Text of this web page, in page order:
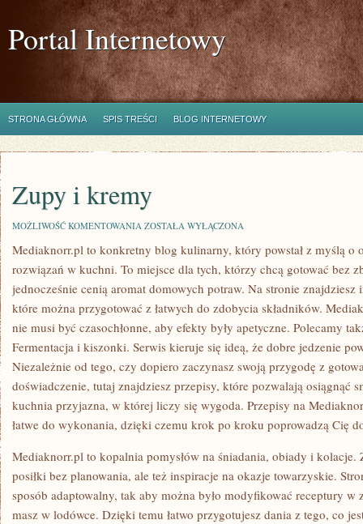
Portal Internetowy
STRONA GŁÓWNA SPIS TREŚCI BLOG INTERNETOWY
Zupy i kremy
MOŻLIWOŚĆ KOMENTOWANIA ZUPY
KREMY
ZOSTAŁA WYŁĄCZONA
Mediaknorr.pl to konkretny blog kulinarny, który powstał z myślą o
rozwiązań w kuchni. To miejsce dla tych, którzy chcą gotować bez
jednocześnie cenią aromat domowych potraw. Na stronie znajdziesz
które można przygotować z łatwych do zdobycia składników.
nie musi być czasochłonne, aby efekty były apetyczne. Polecamy
Fermentacja i kiszonki. Serwis kieruje się ideą, że dobre jedzenie
Niezależnie od tego, czy dopiero zaczynasz swoją przygodę z
doświadczenie, tutaj znajdziesz przepisy, które pozwalają osiągnąć
kuchnia przyjazna, w której liczy się wygoda. Przepisy na
łatwe do wykonania, dzięki czemu krok po kroku poprowadzą Cię
Mediaknorr.pl to kopalnia pomysłów na śniadania, obiady i kolacje.
posiłki bez planowania, ale też inspiracje na okazje towarzyskie.
sposób adaptowalny, tak aby można było modyfikować receptury w
masz w lodówce. Dzięki temu łatwo przygotujesz dania z tego, co